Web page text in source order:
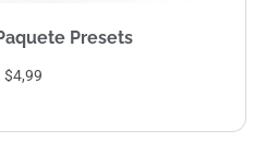
Presets
$4,99